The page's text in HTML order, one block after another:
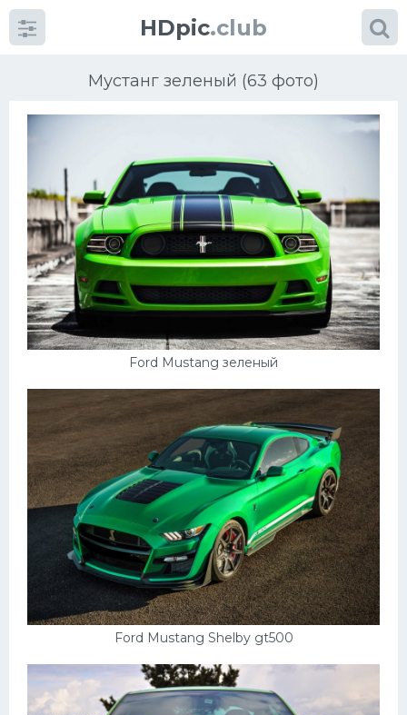
HDpic.club
Мустанг зеленый (63 фото)
Ford Mustang зеленый
Ford Mustang Shelby gt500
Категории
Разное
Автомобили
Красивые фото машин
Ниссан
Пежо
Ауди
Гараж
Русские авто
Вольво
БМВ
Сузуки
Мерседес